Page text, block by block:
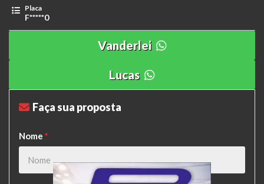
Placa
F*****0
Vanderlei
Lucas
Faça sua proposta
Nome *